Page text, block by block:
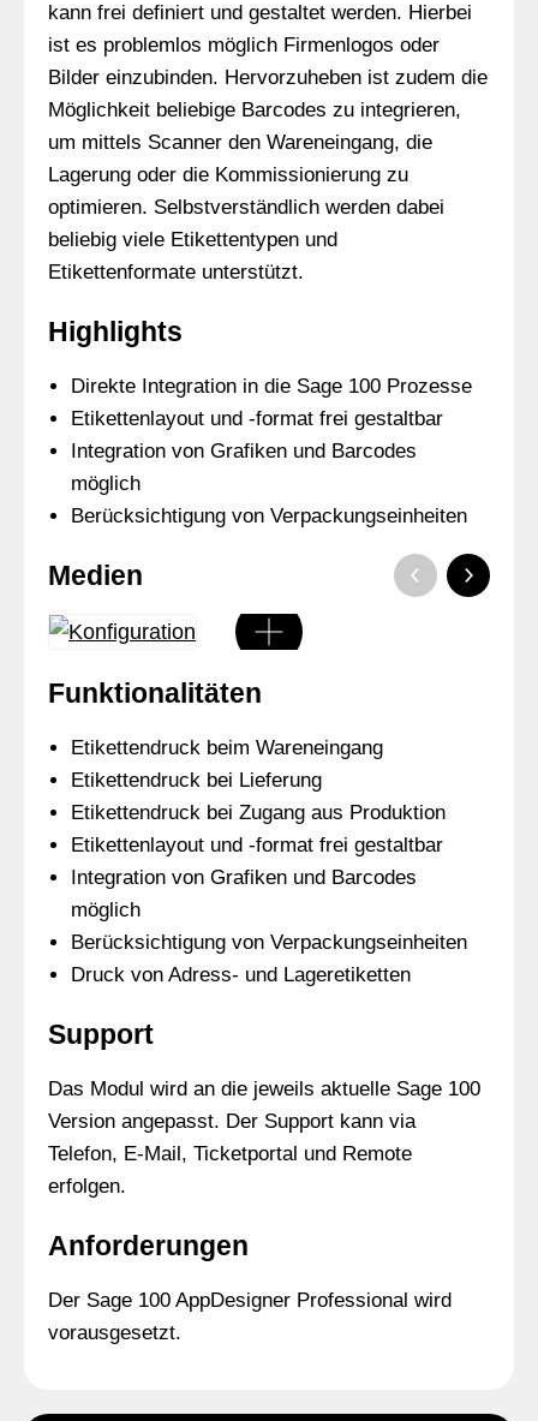
kann frei definiert und gestaltet werden. Hierbei
ist es problemlos möglich Firmenlogos oder
Bilder einzubinden. Hervorzuheben ist zudem die
Möglichkeit beliebige Barcodes zu integrieren,
um mittels Scanner den Wareneingang, die
Lagerung oder die Kommissionierung zu
optimieren. Selbstverständlich werden dabei
beliebig viele Etikettentypen und
Etikettenformate unterstützt.
Highlights
Direkte Integration in die Sage 100 Prozesse
Etikettenlayout und -format frei gestaltbar
Integration von Grafiken und Barcodes
möglich
Berücksichtigung von Verpackungseinheiten
Medien
Funktionalitäten
Etikettendruck beim Wareneingang
Etikettendruck bei Lieferung
Etikettendruck bei Zugang aus Produktion
Etikettenlayout und -format frei gestaltbar
Integration von Grafiken und Barcodes
möglich
Berücksichtigung von Verpackungseinheiten
Druck von Adress- und Lageretiketten
Support
Das Modul wird an die jeweils aktuelle Sage 100
Version angepasst. Der Support kann via
Telefon, E-Mail, Ticketportal und Remote
erfolgen.
Anforderungen
Der Sage 100 AppDesigner Professional wird
vorausgesetzt.